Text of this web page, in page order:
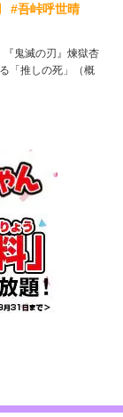
#吾峠呼世晴
『鬼滅の刃』煉獄杏
「推しの死」（概